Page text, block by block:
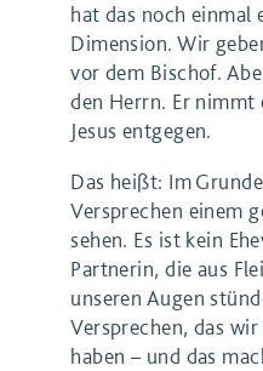
hat das noch einmal
Dimension. Wir
vor dem Bischof.
den Herrn. Er
Jesus entgegen.
Das heißt: Im
Versprechen einem
sehen. Es ist kein
Partnerin, die aus
unseren Augen
Versprechen, das
haben – und das